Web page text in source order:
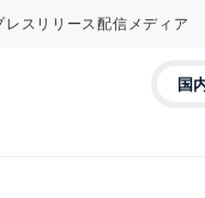
スリリース配信メディア
国